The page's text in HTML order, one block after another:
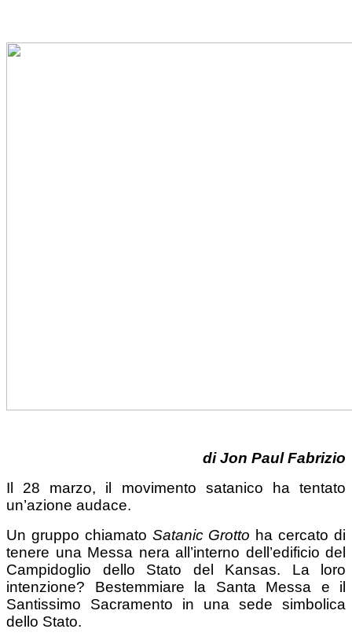
di Jon Paul Fabrizio
Il 28 marzo, il movimento satanico ha tentato
un’azione audace.
Un gruppo chiamato Satanic Grotto ha cercato di
tenere una Messa nera all’interno dell’edificio del
Campidoglio dello Stato del Kansas. La loro
intenzione? Bestemmiare la Santa Messa e il
Santissimo Sacramento in una sede simbolica
dello Stato.